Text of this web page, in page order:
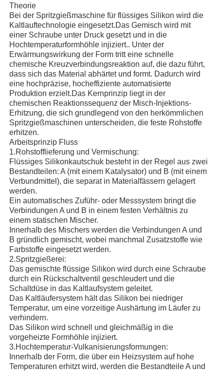
Silikon Spritzgießmaschine
LSR-Dosierungssystem
Umspritzmaschine
Spritzgussmaschinen-Zubehör
Spritzgießereien aus Flüssigsilikongummi
flüssiges Silikonformteil
Silikongummi-Spritzgießerei
Theorie
Bei der Spritzgießmaschine für flüssiges Silikon wird die
Kaltlauftechnologie eingesetzt.Das Gemisch wird mit
einer Schraube unter Druck gesetzt und in die
Hochtemperaturformhöhle injiziert.. Unter der
Erwärmungswirkung der Form tritt eine schnelle
chemische Kreuzverbindungsreaktion auf, die dazu führt,
dass sich das Material abhärtet und formt. Dadurch wird
eine hochpräzise, hocheffiziente automatisierte
Produktion erzielt.Das Kernprinzip liegt in der
chemischen Reaktionssequenz der Misch-Injektions-
Erhitzung, die sich grundlegend von den herkömmlichen
Spritzgießmaschinen unterscheiden, die feste Rohstoffe
erhitzen.
Arbeitsprinzip Fluss
1.Rohstofflieferung und Vermischung:
Flüssiges Silikonkautschuk besteht in der Regel aus zwei
Bestandteilen: A (mit einem Katalysator) und B (mit einem
Verbundmittel), die separat in Materialfässern gelagert
werden.
Ein automatisches Zuführ- oder Messsystem bringt die
Verbindungen A und B in einem festen Verhältnis zu
einem statischen Mischer.
Innerhalb des Mischers werden die Verbindungen A und
B gründlich gemischt, wobei manchmal Zusatzstoffe wie
Farbstoffe eingesetzt werden.
2.Spritzgießerei:
Das gemischte flüssige Silikon wird durch eine Schraube
durch ein Rückschaltventil geschleudert und die
Schaltdüse in das Kaltlaufsystem geleitet.
Das Kaltläufersystem hält das Silikon bei niedriger
Temperatur, um eine vorzeitige Aushärtung im Läufer zu
verhindern.
Das Silikon wird schnell und gleichmäßig in die
vorgeheizte Formhöhle injiziert.
3.Hochtemperatur-Vulkanisierungsformungen:
Innerhalb der Form, die über ein Heizsystem auf hohe
Temperaturen erhitzt wird, werden die Bestandteile A und